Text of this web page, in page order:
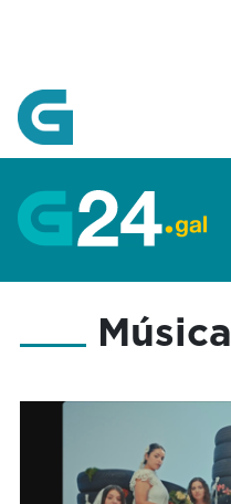
Música